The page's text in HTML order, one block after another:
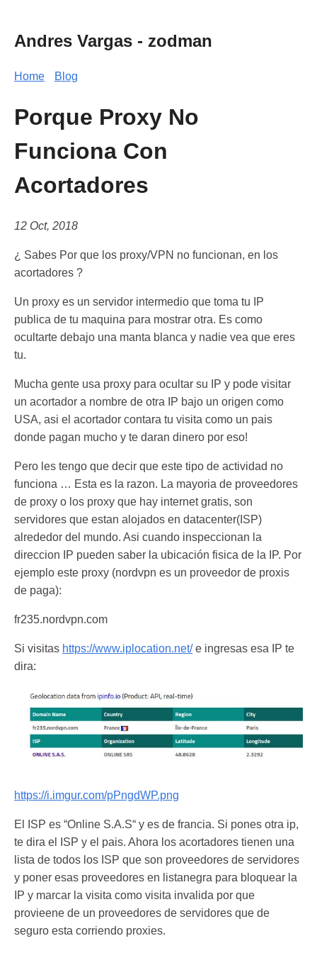
Andres Vargas - zodman
Home Blog
Porque Proxy No
Funciona Con
Acortadores
12 Oct, 2018
¿ Sabes Por que los proxy/VPN no funcionan, en los
acortadores ?
Un proxy es un servidor intermedio que toma tu IP
publica de tu maquina para mostrar otra. Es como
ocultarte debajo una manta blanca y nadie vea que eres
tu.
Mucha gente usa proxy para ocultar su IP y pode visitar
un acortador a nombre de otra IP bajo un origen como
USA, asi el acortador contara tu visita como un pais
donde pagan mucho y te daran dinero por eso!
Pero les tengo que decir que este tipo de actividad no
funciona … Esta es la razon. La mayoria de proveedores
de proxy o los proxy que hay internet gratis, son
servidores que estan alojados en datacenter(ISP)
alrededor del mundo. Asi cuando inspeccionan la
direccion IP pueden saber la ubicación fisica de la IP. Por
ejemplo este proxy (nordvpn es un proveedor de proxis
de paga):
fr235.nordvpn.com
Si visitas https://www.iplocation.net/e ingresas esa IP te
dira:
https://i.imgur.com/pPngdWP.png
El ISP es “Online S.A.S“ y es de francia. Si pones otra ip,
te dira el ISP y el pais. Ahora los acortadores tienen una
lista de todos los ISP que son proveedores de servidores
y poner esas proveedores en listanegra para bloquear la
IP y marcar la visita como visita invalida por que
provieene de un proveedores de servidores que de
seguro esta corriendo proxies.